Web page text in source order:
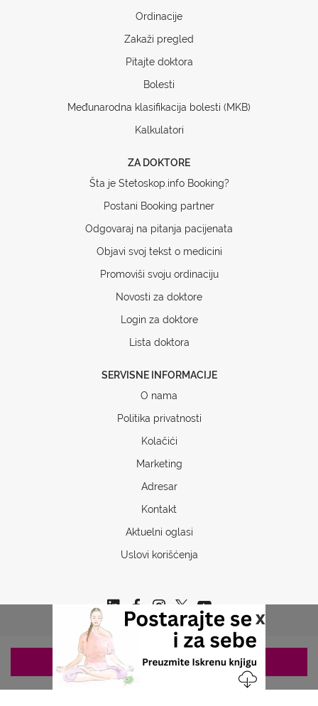
x
Ordinacije
Zakaži pregled
Pitajte doktora
Bolesti
Međunarodna klasifikacija bolesti (MKB)
Kalkulatori
ZA DOKTORE
Šta je Stetoskop.info Booking?
Postani Booking partner
Odgovaraj na pitanja pacijenata
Objavi svoj tekst o medicini
Promoviši svoju ordinaciju
Novosti za doktore
Login za doktore
Lista doktora
SERVISNE INFORMACIJE
O nama
Politika privatnosti
Kolačići
Marketing
Adresar
Kontakt
Aktuelni oglasi
Uslovi korišćenja
Copyrights © 2026 Sva prava www.stetoskop.info
ZAKAZIVANJE 063/687-460